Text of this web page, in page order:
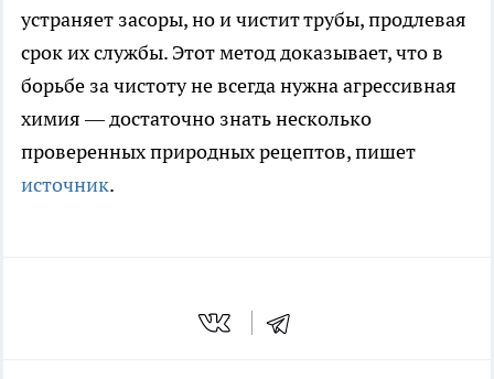
устраняет засоры, но и чистит трубы, продлевая
срок их службы. Этот метод доказывает, что в
борьбе за чистоту не всегда нужна агрессивная
химия — достаточно знать несколько
проверенных природных рецептов, пишет
источник.